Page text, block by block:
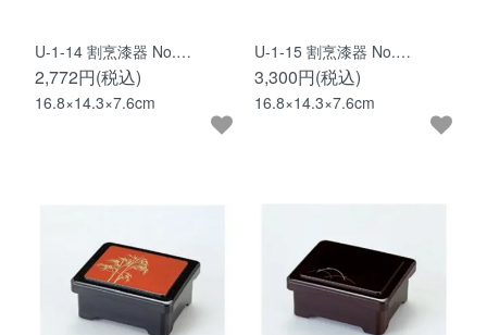
U-1-14 割烹漆器 No.…
2,772円(税込)
16.8×14.3×7.6cm
U-1-15 割烹漆器 No.…
3,300円(税込)
16.8×14.3×7.6cm